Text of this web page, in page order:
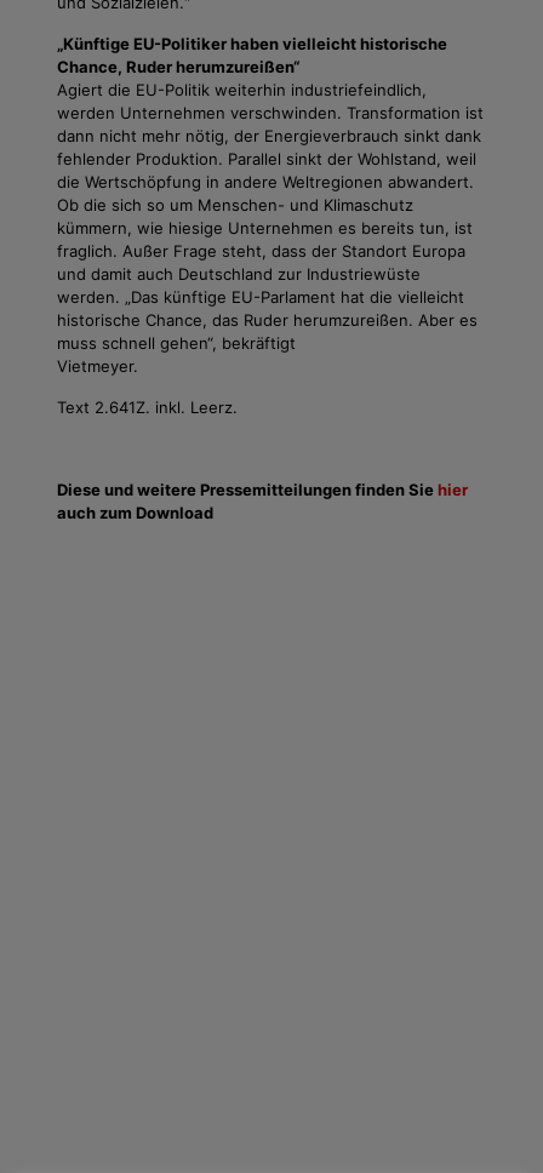
„Künftige EU-Politiker haben vielleicht historische
Chance, Ruder herumzureißen“
Agiert die EU-Politik weiterhin industriefeindlich,
werden Unternehmen verschwinden. Transformation ist
dann nicht mehr nötig, der Energieverbrauch sinkt dank
fehlender Produktion. Parallel sinkt der Wohlstand, weil
die Wertschöpfung in andere Weltregionen abwandert.
Ob die sich so um Menschen- und Klimaschutz
kümmern, wie hiesige Unternehmen es bereits tun, ist
fraglich. Außer Frage steht, dass der Standort Europa
und damit auch Deutschland zur Industriewüste
werden. „Das künftige EU-Parlament hat die vielleicht
historische Chance, das Ruder herumzureißen. Aber es
muss schnell gehen“, bekräftigt
Vietmeyer.
Text 2.641Z. inkl. Leerz.
Diese und weitere Pressemitteilungen finden Siehier
auch zum Download